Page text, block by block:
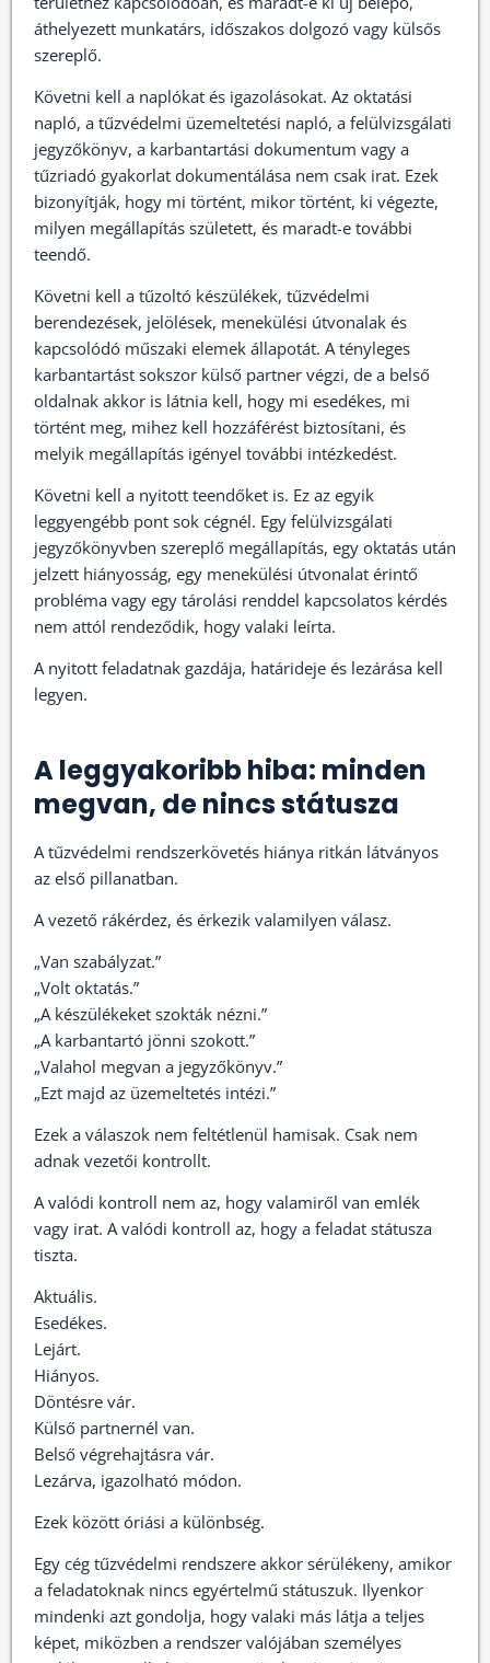
áthelyezett munkatárs, időszakos dolgozó vagy külsős
szereplő.
Követni kell a naplókat és igazolásokat. Az oktatási
napló, a tűzvédelmi üzemeltetési napló, a felülvizsgálati
jegyzőkönyv, a karbantartási dokumentum vagy a
tűzriadó gyakorlat dokumentálása nem csak irat. Ezek
bizonyítják, hogy mi történt, mikor történt, ki végezte,
milyen megállapítás született, és maradt-e további
teendő.
Követni kell a tűzoltó készülékek, tűzvédelmi
berendezések, jelölések, menekülési útvonalak és
kapcsolódó műszaki elemek állapotát. A tényleges
karbantartást sokszor külső partner végzi, de a belső
oldalnak akkor is látnia kell, hogy mi esedékes, mi
történt meg, mihez kell hozzáférést biztosítani, és
melyik megállapítás igényel további intézkedést.
Követni kell a nyitott teendőket is. Ez az egyik
leggyengébb pont sok cégnél. Egy felülvizsgálati
jegyzőkönyvben szereplő megállapítás, egy oktatás után
jelzett hiányosság, egy menekülési útvonalat érintő
probléma vagy egy tárolási renddel kapcsolatos kérdés
nem attól rendeződik, hogy valaki leírta.
A nyitott feladatnak gazdája, határideje és lezárása kell
legyen.
A leggyakoribb hiba: minden
megvan, de nincs státusza
A tűzvédelmi rendszerkövetés hiánya ritkán látványos
az első pillanatban.
A vezető rákérdez, és érkezik valamilyen válasz.
„Van szabályzat.”
„Volt oktatás.”
„A készülékeket szokták nézni.”
„A karbantartó jönni szokott.”
„Valahol megvan a jegyzőkönyv.”
„Ezt majd az üzemeltetés intézi.”
Ezek a válaszok nem feltétlenül hamisak. Csak nem
adnak vezetői kontrollt.
A valódi kontroll nem az, hogy valamiről van emlék
vagy irat. A valódi kontroll az, hogy a feladat státusza
tiszta.
Aktuális.
Esedékes.
Lejárt.
Hiányos.
Döntésre vár.
Külső partnernél van.
Belső végrehajtásra vár.
Lezárva, igazolható módon.
Ezek között óriási a különbség.
Egy cég tűzvédelmi rendszere akkor sérülékeny, amikor
a feladatoknak nincs egyértelmű státuszuk. Ilyenkor
mindenki azt gondolja, hogy valaki más látja a teljes
képet, miközben a rendszer valójában személyes